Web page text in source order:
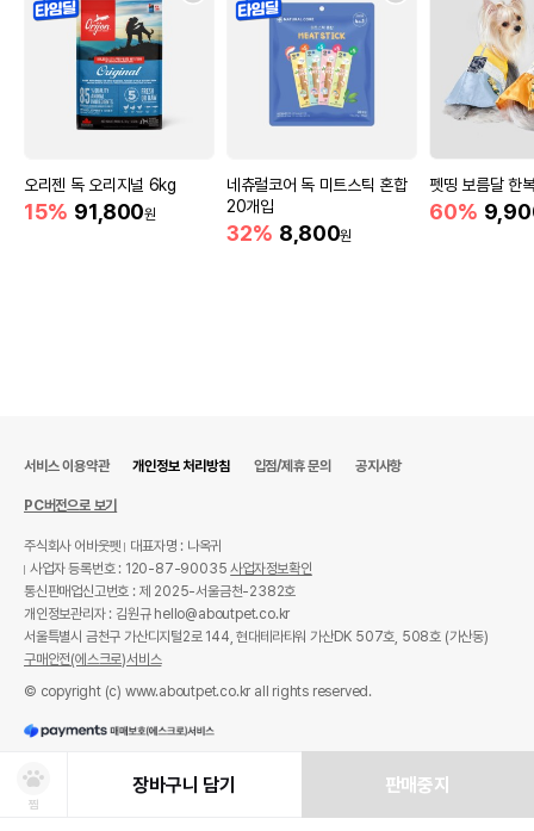
오리젠 독 오리지널 6kg
15% 91,800원
네츄럴코어 독 미트스틱 혼합
20개입
32% 8,800원
펫띵 보름달 한
60%
찜
장바구니 담기 판매중지
서비스 이용약관 개인정보 처리방침 입점/제휴 문의 공지사항
PC버전으로 보기
주식회사 어바웃펫
대표자명 : 나옥귀
사업자 등록번호 : 120-87-90035사업자정보확인
통신판매업신고번호 : 제 2025-서울금천-2382호
개인정보관리자 : 김원규 hello@aboutpet.co.kr
서울특별시 금천구 가산디지털2로 144, 현대테라타워 가산DK 507호, 508호 (가산동)
구매안전(에스크로)서비스
© copyright (c) www.aboutpet.co.kr all rights reserved.